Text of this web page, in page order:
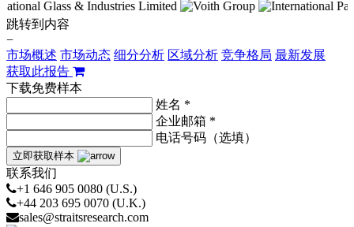
跳转到内容
−
市场概述 市场动态 细分分析 区域分析 竞争格局 最新发展
获取此报告
下载免费样本
姓名 *
企业邮箱 *
电话号码（选填）
立即获取样本
联系我们
+1 646 905 0080 (U.S.)
+44 203 695 0070 (U.K.)
sales@straitsresearch.com